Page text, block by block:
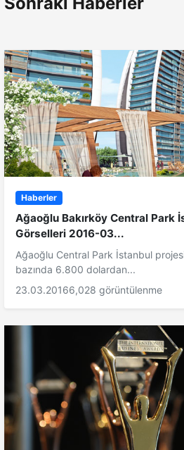
Haberler
Ağaoğlu Bakırköy Central Park
Görselleri 2016-03...
Ağaoğlu Central Park İstanbul
bazında 6.800 dolardan...
23.03.20166,028 görüntülenme